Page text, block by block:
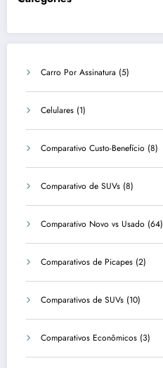
Carro Por Assinatura (5)
Celulares (1)
Comparativo Custo-Benefício (8)
Comparativo de SUVs (8)
Comparativo Novo vs Usado (64)
Comparativos de Picapes (2)
Comparativos de SUVs (10)
Comparativos Econômicos (3)